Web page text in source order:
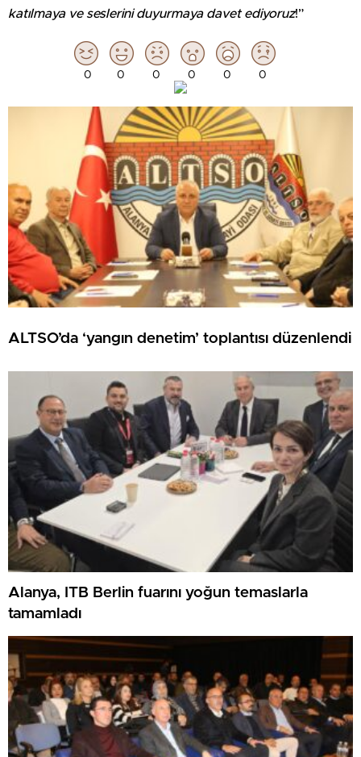
katılmaya ve seslerini duyurmaya davet ediyoruz!”
0 0 0 0 0 0
ALTSO’da ‘yangın denetim’ toplantısı düzenlendi
Alanya, ITB Berlin fuarını yoğun temaslarla
tamamladı